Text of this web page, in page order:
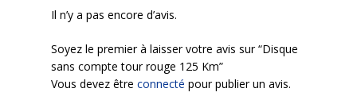
Il n’y a pas encore d’avis.
Soyez le premier à laisser votre avis sur “Disque
sans compte tour rouge 125 Km”
Vous devez être connecté pour publier un avis.